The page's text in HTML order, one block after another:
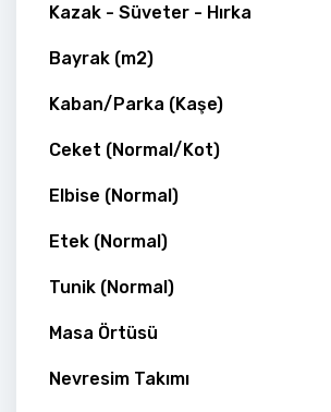
Kazak - Süveter - Hırka
Bayrak (m2)
Kaban/Parka (Kaşe)
Ceket (Normal/Kot)
Elbise (Normal)
Etek (Normal)
Tunik (Normal)
Masa Örtüsü
Nevresim Takımı